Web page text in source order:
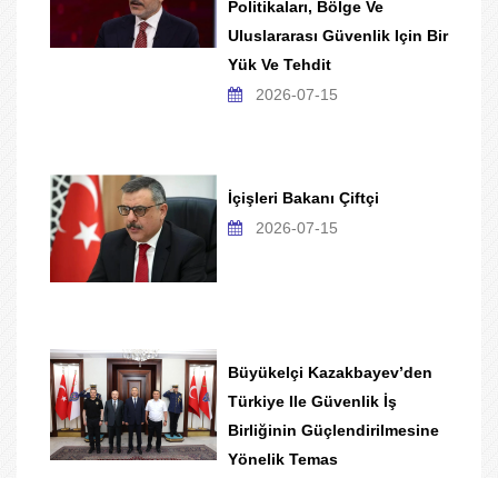
Politikaları, Bölge Ve
Uluslararası Güvenlik Için Bir
Yük Ve Tehdit
2026-07-15
İçişleri Bakanı Çiftçi
2026-07-15
Büyükelçi Kazakbayev’den
Türkiye Ile Güvenlik İş
Birliğinin Güçlendirilmesine
Yönelik Temas